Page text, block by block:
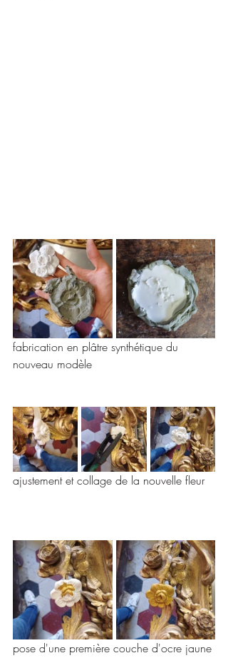
fabrication en plâtre synthétique du
nouveau modèle
ajustement et collage de la nouvelle fleur
pose d'une première couche d'ocre jaune